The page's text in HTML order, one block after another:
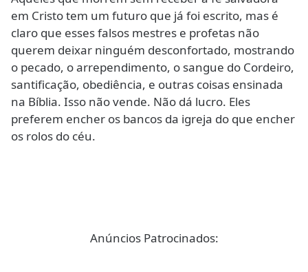
em Cristo tem um futuro que já foi escrito, mas é
claro que esses falsos mestres e profetas não
querem deixar ninguém desconfortado, mostrando
o pecado, o arrependimento, o sangue do Cordeiro,
santificação, obediência, e outras coisas ensinada
na Bíblia. Isso não vende. Não dá lucro. Eles
preferem encher os bancos da igreja do que encher
os rolos do céu.
Anúncios Patrocinados: